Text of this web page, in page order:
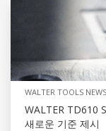
WALTER TOOLS NEWS
WALTER TD610
새로운 기준 제시